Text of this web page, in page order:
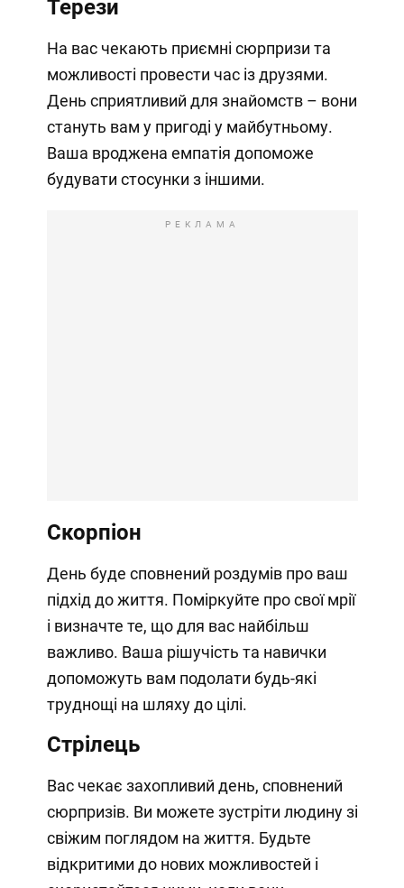
Терези
На вас чекають приємні сюрпризи та
можливості провести час із друзями.
День сприятливий для знайомств – вони
стануть вам у пригоді у майбутньому.
Ваша вроджена емпатія допоможе
будувати стосунки з іншими.
РЕКЛАМА
Скорпіон
День буде сповнений роздумів про ваш
підхід до життя. Поміркуйте про свої мрії
і визначте те, що для вас найбільш
важливо. Ваша рішучість та навички
допоможуть вам подолати будь-які
труднощі на шляху до цілі.
Стрілець
Вас чекає захопливий день, сповнений
сюрпризів. Ви можете зустріти людину зі
свіжим поглядом на життя. Будьте
відкритими до нових можливостей і